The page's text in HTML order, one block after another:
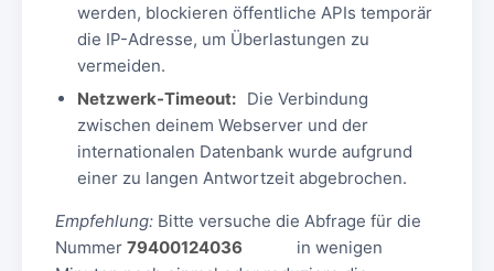
werden, blockieren öffentliche APIs temporär
die IP-Adresse, um Überlastungen zu
vermeiden.
Netzwerk-Timeout: Die Verbindung
zwischen deinem Webserver und der
internationalen Datenbank wurde aufgrund
einer zu langen Antwortzeit abgebrochen.
Empfehlung: Bitte versuche die Abfrage für die
Nummer 79400124036
in wenigen